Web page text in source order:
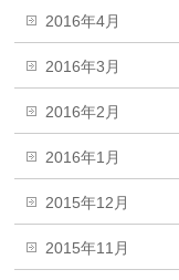
2016年4月
2016年3月
2016年2月
2016年1月
2015年12月
2015年11月